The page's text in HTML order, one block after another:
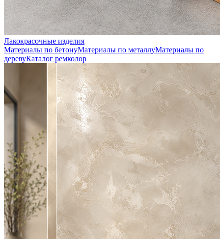
Лакокрасочные изделия
Материалы по бетонуМатериалы по металлуМатериалы по
деревуКаталог ремколор